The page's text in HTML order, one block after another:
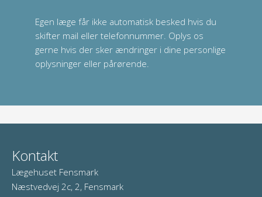
Egen læge får ikke automatisk besked hvis du
skifter mail eller telefonnummer. Oplys os
gerne hvis der sker ændringer i dine personlige
oplysninger eller pårørende.
Kontakt
Lægehuset Fensmark
Næstvedvej 2c, 2, Fensmark